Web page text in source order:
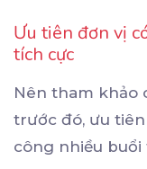
Ưu tiên đơn vị
tích cực
Nên tham khảo
trước đó, ưu
công nhiều buổi